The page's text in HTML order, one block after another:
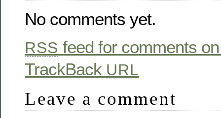
No comments yet.
RSS feed for comments
TrackBack URL
Leave a comment